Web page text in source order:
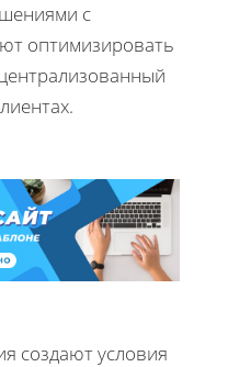
с
оптимизировать
создают условия